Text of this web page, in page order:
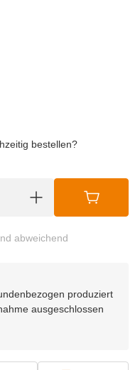
bestellen?
abweichend
produziert
ausgeschlossen